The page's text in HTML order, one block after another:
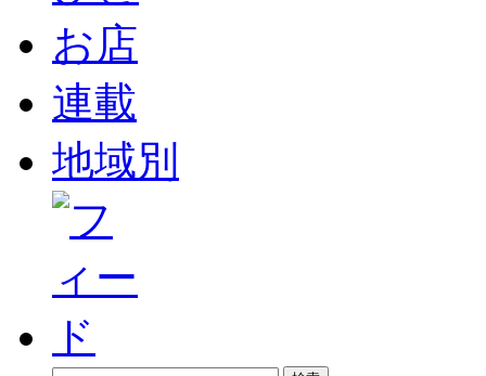
お店
連載
地域別